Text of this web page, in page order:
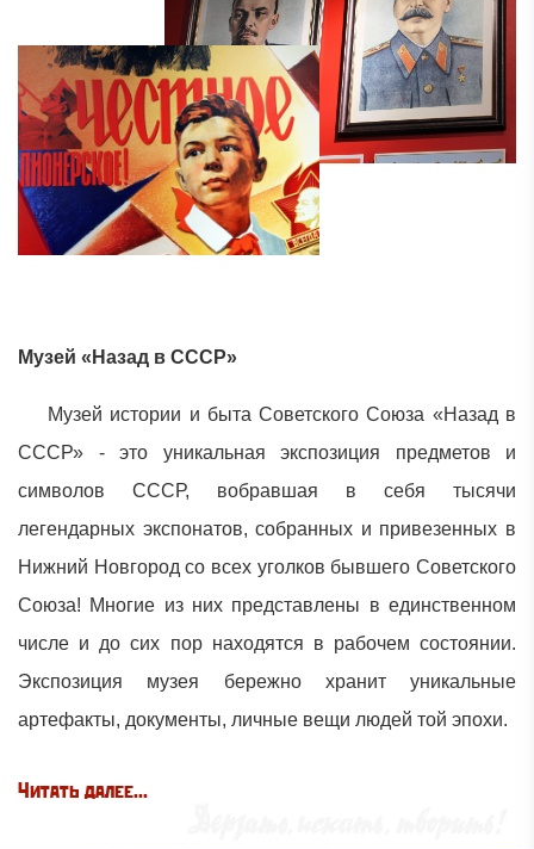
Музей «Назад в СССР»
Музей истории и быта Советского Союза «Назад в
СССР» - это уникальная экспозиция предметов и
символов СССР, вобравшая в себя тысячи
легендарных экспонатов, собранных и привезенных в
Нижний Новгород со всех уголков бывшего Советского
Союза! Многие из них представлены в единственном
числе и до сих пор находятся в рабочем состоянии.
Экспозиция музея бережно хранит уникальные
артефакты, документы, личные вещи людей той эпохи.
Читать далее...